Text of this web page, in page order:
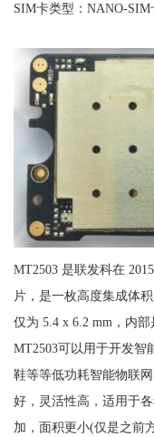
SIM卡类型：NANO-
MT2503 是联发科在
片，是一枚高度集成体
仅为 5.4 x 6.2 mm，内
MT2503可以用于开发智
鞋等等低功耗智能物联
好，灵活性高，适用于
加，面积更小(仅是之前